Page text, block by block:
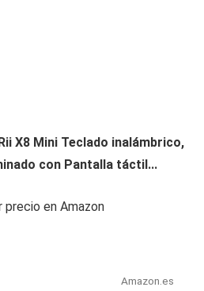
X8 Mini Teclado inalámbrico,
con Pantalla táctil...
precio en Amazon
Amazon.es